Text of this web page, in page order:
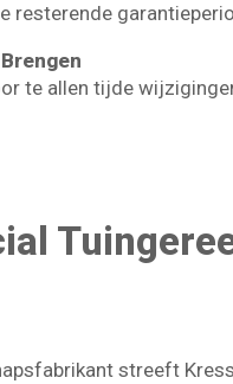
resterende
te allen tijde
streeft